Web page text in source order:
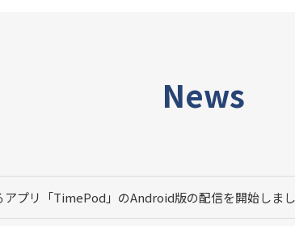
News
プリ「TimePod」のAndroid版の配信を開始しまし